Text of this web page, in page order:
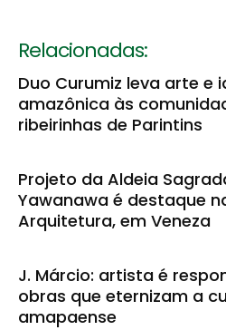
Relacionadas:
Duo Curumiz leva arte e
amazônica às
ribeirinhas de Parintins
Projeto da Aldeia
Yawanawa é destaque
Arquitetura, em Veneza
J. Márcio: artista é
obras que eternizam a
amapaense